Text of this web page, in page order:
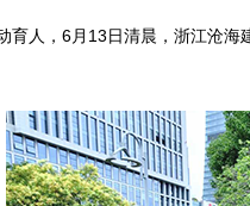
育人， 6月13日清晨，浙江沧海